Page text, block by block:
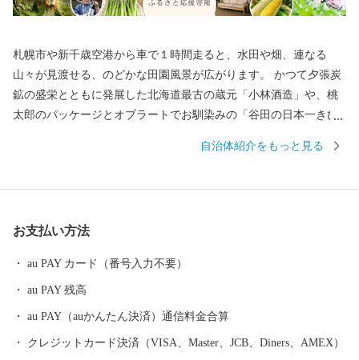
札幌市や新千歳空港から車で１時間走ると、水田や畑、連なる
山々が見渡せる、のどかな田園風景が広がります。 かつて夕張炭
鉱の盛栄とともに発展した北海道最古の蔵元「小林酒造」や、桃
太郎のパッケージとオブラートでお馴染みの「谷田の日本一きび
は、実は栗山町の特産品。 野球日本代表 栗山英樹前監督が、ご自
動物園」がママに人気の「栗山公園」は、家族で一日中楽しめる
信し、一人でも多くの「栗山ファン」を増やせるよう励んでまい
ります。 「栗山出身」ってだけでモテる時代は、きっとくる！
自治体紹介をもっと見る
お支払い方法
au PAY カード（番号入力不要）
au PAY 残高
au PAY（auかんたん決済）通信料金合算
クレジットカード決済（VISA、Master、JCB、Diners、AMEX）